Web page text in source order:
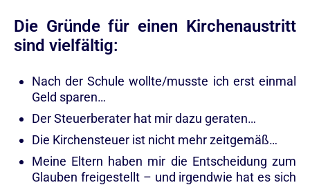
Die Gründe für einen Kirchenaustritt
sind vielfältig:
Nach der Schule wollte/musste ich erst einmal
Geld sparen…
Der Steuerberater hat mir dazu geraten…
Die Kirchensteuer ist nicht mehr zeitgemäß…
Meine Eltern haben mir die Entscheidung zum
Glauben freigestellt – und irgendwie hat es sich